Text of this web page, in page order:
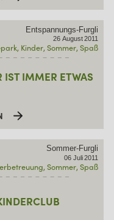
Entspannungs-Furgli
26 August 2011
Kinder Sommer Spaß
IST IMMER ETWAS
Sommer-Furgli
06 Juli 2011
Sommer Spaß